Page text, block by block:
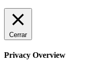
Cerrar
Privacy Overview